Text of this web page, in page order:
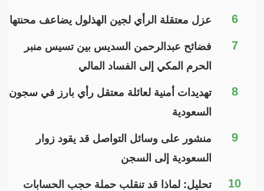
6 عزل معتقلة الرأي لجين الهذلول يضاعف محنتها
7
فضائح عبدالرحمن السديس بين تسيس منبر
الحرم المكي إلى الفساد المالي
8
تهديدات أمنية لعائلة معتقل رأي بارز في سجون
السعودية
9
منشور على وسائل التواصل قد يقود زوار
السعودية إلى السجن
10
تحليل: لماذا قد تنقلب حملة حجب الحسابات